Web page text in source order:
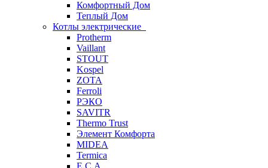
Комфортный Дом
Теплый Дом
Котлы электрические
Protherm
Vaillant
STOUT
Kospel
ZOTA
Ferroli
РЭКО
SAVITR
Thermo Trust
Элемент Комфорта
MIDEA
Termica
E.C.A